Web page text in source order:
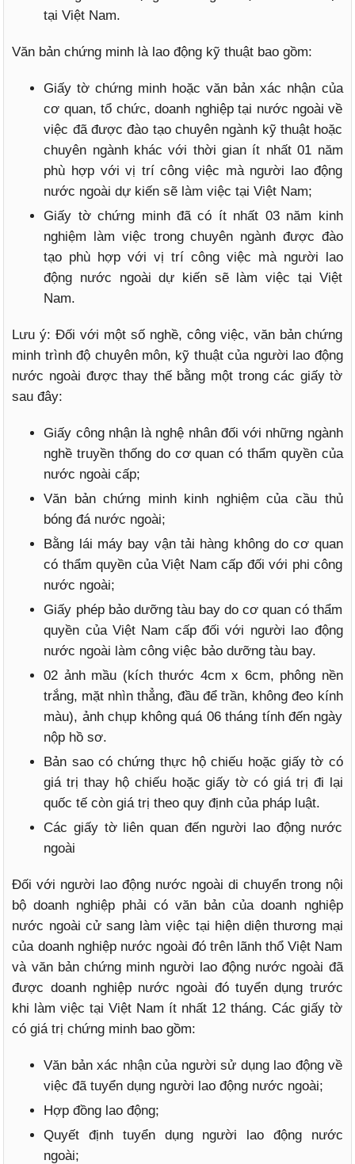
tại Việt Nam.
Văn bản chứng minh là lao động kỹ thuật bao gồm:
Giấy tờ chứng minh hoặc văn bản xác nhận của
cơ quan, tổ chức, doanh nghiệp tại nước ngoài về
việc đã được đào tạo chuyên ngành kỹ thuật hoặc
chuyên ngành khác với thời gian ít nhất 01 năm
phù hợp với vị trí công việc mà người lao động
nước ngoài dự kiến sẽ làm việc tại Việt Nam;
Giấy tờ chứng minh đã có ít nhất 03 năm kinh
nghiệm làm việc trong chuyên ngành được đào
tạo phù hợp với vị trí công việc mà người lao
động nước ngoài dự kiến sẽ làm việc tại Việt
Nam.
Lưu ý: Đối với một số nghề, công việc, văn bản chứng
minh trình độ chuyên môn, kỹ thuật của người lao động
nước ngoài được thay thế bằng một trong các giấy tờ
sau đây:
Giấy công nhận là nghệ nhân đối với những ngành
nghề truyền thống do cơ quan có thẩm quyền của
nước ngoài cấp;
Văn bản chứng minh kinh nghiệm của cầu thủ
bóng đá nước ngoài;
Bằng lái máy bay vận tải hàng không do cơ quan
có thẩm quyền của Việt Nam cấp đối với phi công
nước ngoài;
Giấy phép bảo dưỡng tàu bay do cơ quan có thẩm
quyền của Việt Nam cấp đối với người lao động
nước ngoài làm công việc bảo dưỡng tàu bay.
02 ảnh mầu (kích thước 4cm x 6cm, phông nền
trắng, mặt nhìn thẳng, đầu để trần, không đeo kính
màu), ảnh chụp không quá 06 tháng tính đến ngày
nộp hồ sơ.
Bản sao có chứng thực hộ chiếu hoặc giấy tờ có
giá trị thay hộ chiếu hoặc giấy tờ có giá trị đi lại
quốc tế còn giá trị theo quy định của pháp luật.
Các giấy tờ liên quan đến người lao động nước
ngoài
Đối với người lao động nước ngoài di chuyển trong nội
bộ doanh nghiệp phải có văn bản của doanh nghiệp
nước ngoài cử sang làm việc tại hiện diện thương mại
của doanh nghiệp nước ngoài đó trên lãnh thổ Việt Nam
và văn bản chứng minh người lao động nước ngoài đã
được doanh nghiệp nước ngoài đó tuyển dụng trước
khi làm việc tại Việt Nam ít nhất 12 tháng. Các giấy tờ
có giá trị chứng minh bao gồm:
Văn bản xác nhận của người sử dụng lao động về
việc đã tuyển dụng người lao động nước ngoài;
Hợp đồng lao động;
Quyết định tuyển dụng người lao động nước
ngoài;